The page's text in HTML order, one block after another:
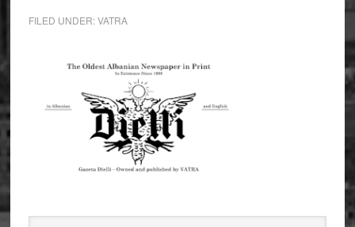
FILED UNDER:VATRA